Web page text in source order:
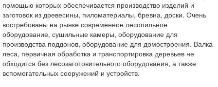
помощью которых обеспечивается производство изделий и
заготовок из древесины, пиломатериалы, бревна, доски. Очень
востребованы на рынке современное лесопильное
оборудование, сушильные камеры, оборудование для
производства поддонов, оборудование для домостроения. Валка
леса, первичная обработка и транспортировка деревьев не
обходится без лесозаготовительного оборудования, а также
вспомогательных сооружений и устройств.